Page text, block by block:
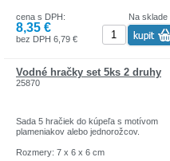
Na sklade
cena s DPH:
8,35 €
bez DPH 6,79 €
Vodné hračky set 5ks 2 druhy
25870
Sada 5 hračiek do kúpeľa s motívom
plameniakov alebo jednorožcov.
Rozmery: 7 x 6 x 6 cm